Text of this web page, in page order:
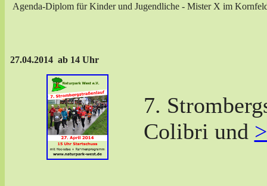
Agenda-Diplom für Kinder und Jugendliche - Mister X im
27.04.2014 ab 14 Uhr
7.
Colibri und